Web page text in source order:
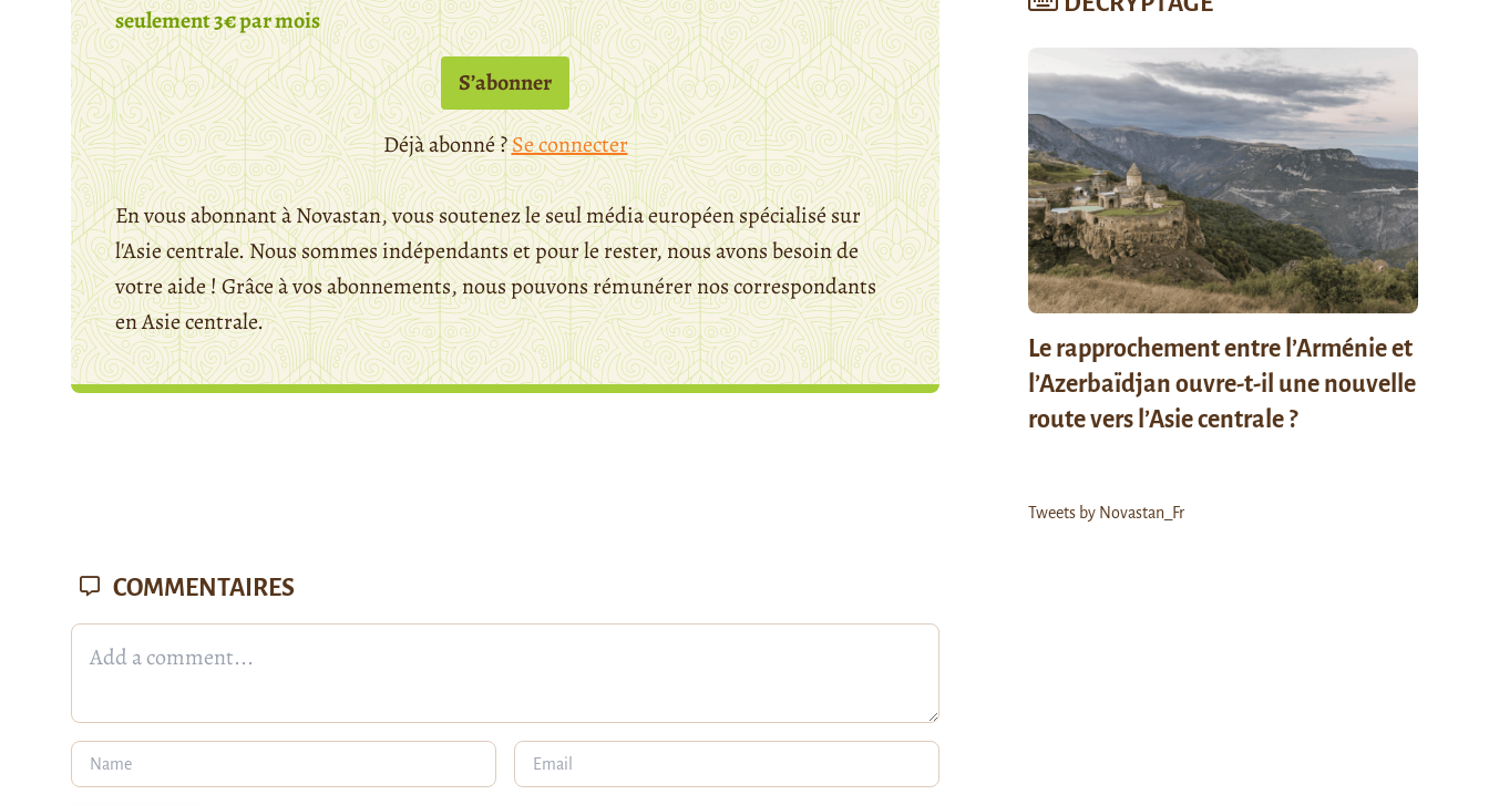
seulement 3€ par mois
S’abonner
Déjà abonné ?Se connecter
En vous abonnant à Novastan, vous soutenez le seul média européen spécialisé sur
l'Asie centrale. Nous sommes indépendants et pour le rester, nous avons besoin de
votre aide ! Grâce à vos abonnements, nous pouvons rémunérer nos correspondants
en Asie centrale.
Le rapprochement entre l’Arménie et
l’Azerbaïdjan ouvre-t-il une nouvelle
route vers l’Asie centrale ?
Tweets by Novastan_Fr
COMMENTAIRES